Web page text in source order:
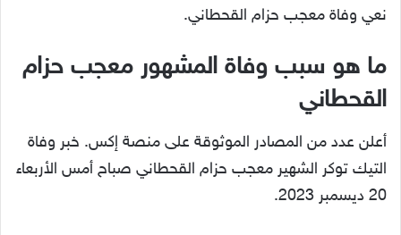
نعي وفاة معجب حزام القحطاني.
ما هو سبب وفاة المشهور معجب حزام
القحطاني
أعلن عدد من المصادر الموثوقة على منصة إكس. خبر وفاة
التيك توكر الشهير معجب حزام القحطاني صباح أمس الأربعاء
20 ديسمبر 2023.